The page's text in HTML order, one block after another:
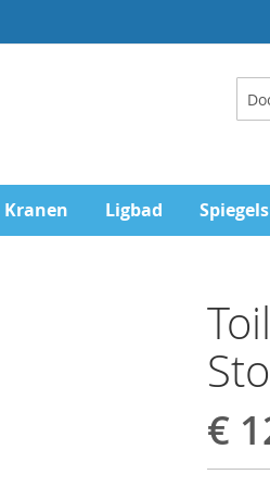
Kranen Ligbad Spiegels
€